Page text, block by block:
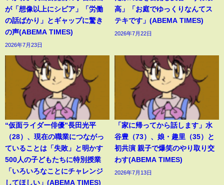
が「想像以上にシビア」「労働
の話ばかり」とギャップに驚き
の声(ABEMA TIMES)
2026年7月23日
高」「お庭でゆっくりなんてス
テキです」(ABEMA TIMES)
2026年7月22日
“仮面ライダー俳優”長田光平
（28）、現在の職業につながっ
ていることは「失敗」と明かす
500人の子どもたちに特別授業
「いろいろなことにチャレンジ
してほしい」(ABEMA TIMES)
「家に帰ってから話します」水
谷豊（73）、娘・趣里（35）と
初共演 親子で爆笑のやり取り交
わす(ABEMA TIMES)
2026年7月13日